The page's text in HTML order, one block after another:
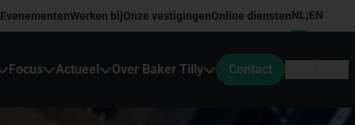
EvenementenWerken bijOnze vestigingenOnline dienstenNL|EN
Focus Actueel Over Baker Tilly Contact